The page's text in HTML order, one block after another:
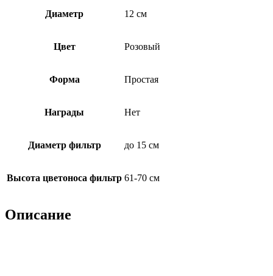
Диаметр 12 см
Цвет Розовый
Форма Простая
Награды Нет
Диаметр фильтр до 15 см
Высота цветоноса фильтр 61-70 см
Описание